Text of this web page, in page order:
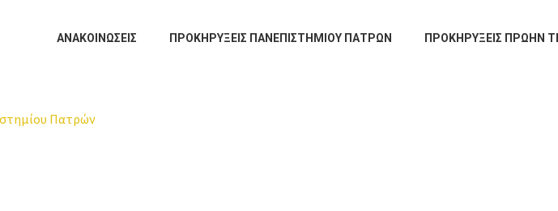
ΑΝΑΚΟΙΝΩΣΕΙΣ ΠΡΟΚΗΡΥΞΕΙΣ ΠΑΝΕΠΙΣΤΗΜΙΟΥ ΠΑΤΡΩΝ ΠΡΟΚΗΡΥΞΕΙΣ ΠΡΩΗΝ
Πατρών